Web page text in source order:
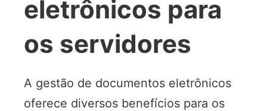
eletrônicos para
os servidores
A gestão de documentos eletrônicos
oferece diversos benefícios para os